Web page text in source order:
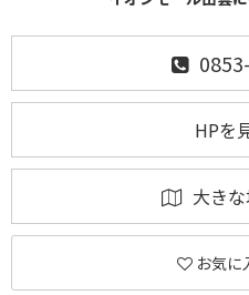
HPを
大き
お気に